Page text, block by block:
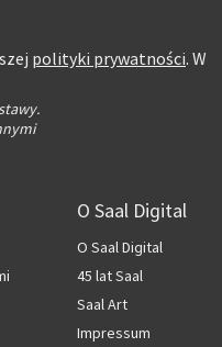
polityki prywatności. W
O Saal Digital
O Saal Digital
45 lat Saal
Saal Art
Impressum